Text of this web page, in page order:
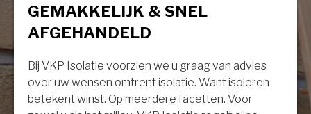
GEMAKKELIJK & SNEL
AFGEHANDELD
Bij VKP Isolatie voorzien we u graag van advies
over uw wensen omtrent isolatie. Want isoleren
betekent winst. Op meerdere facetten. Voor